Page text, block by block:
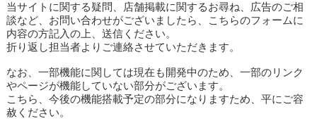
当サイトに関する疑問、店舗掲載に関するお尋ね、広告のご相
談など、お問い合わせがございましたら、こちらのフォームに
内容の方記入の上、送信ください。
折り返し担当者よりご連絡させていただきます。
なお、一部機能に関しては現在も開発中のため、一部のリンク
やページが機能していない部分がございます。
こちら、今後の機能搭載予定の部分になりますため、平にご容
赦ください。